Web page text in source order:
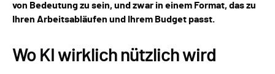
von Bedeutung zu sein, und zwar in einem Format, das zu
Ihren Arbeitsabläufen und Ihrem Budget passt.
Wo KI wirklich nützlich wird